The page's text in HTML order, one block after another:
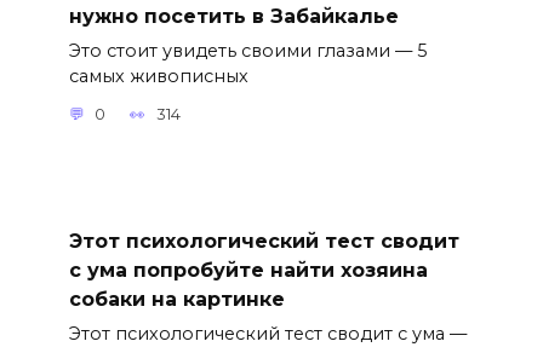
нужно посетить в Забайкалье
Это стоит увидеть своими глазами — 5
самых живописных
0 314
Этот психологический тест сводит
с ума попробуйте найти хозяина
собаки на картинке
Этот психологический тест сводит с ума —